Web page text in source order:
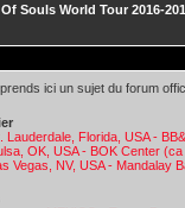
Souls World Tour 2016-
ici un sujet du forum
Lauderdale, Florida, USA -
OK, USA - BOK Center
Vegas, NV, USA - Mandalay